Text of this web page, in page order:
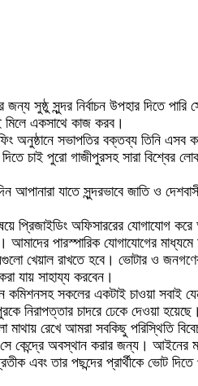
সুন্দর নির্বাচন উপহার দিতে পারি
মিলে একসাথে কাজ করব।
অনুষ্ঠানে সভাপতির বক্তব্য তিনি এসব
চাই পুরো গাজীপুরসহ সারা
যাতে সুন্দরভাবে জাতি ও
প্রিজাইডিং অফিসাররের যোগাযোগ
পারস্পারিক যোগাযোগের মাধ্যমে
খেয়াল রাখতে হবে। ভোটার ও
যায় সাহায্য করবেন।
কমিশনসহ সকলের একটাই চাওয়া
নিরাপত্তার চাদরে ঢেকে দেওয়া হয়েছে।
রেখে আমরা সবকিছু পরিস্থিতি
কেন্দ্রে অবস্থান করার জন্য। আইনের
এবং তার পছন্দের প্রার্থীকে ভোট দিতে